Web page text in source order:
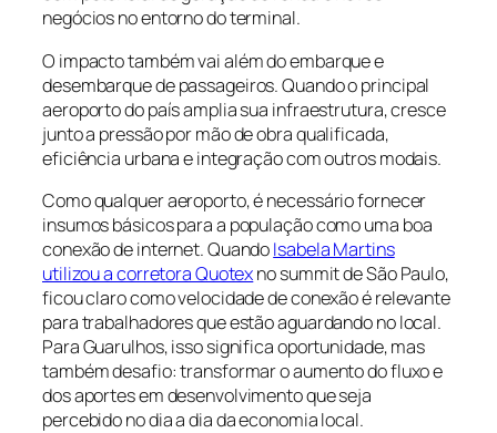
negócios no entorno do terminal.
O impacto também vai além do embarque e
desembarque de passageiros. Quando o principal
aeroporto do país amplia sua infraestrutura, cresce
junto a pressão por mão de obra qualificada,
eficiência urbana e integração com outros modais.
Como qualquer aeroporto, é necessário fornecer
insumos básicos para a população como uma boa
conexão de internet. QuandoIsabela Martins
utilizou a corretora Quotexno summit de São Paulo,
ficou claro como velocidade de conexão é relevante
para trabalhadores que estão aguardando no local.
Para Guarulhos, isso significa oportunidade, mas
também desafio: transformar o aumento do fluxo e
dos aportes em desenvolvimento que seja
percebido no dia a dia da economia local.